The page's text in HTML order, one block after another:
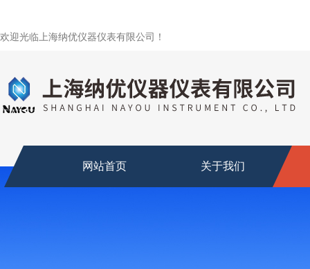
欢迎光临上海纳优仪器仪表有限公司！
网站首页 关于我们